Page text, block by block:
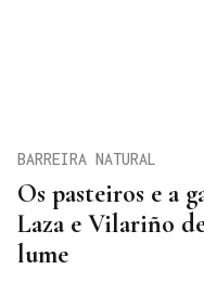
Os pasteiros e a
Laza e Vilariño
lume
BARREIRA NATURAL